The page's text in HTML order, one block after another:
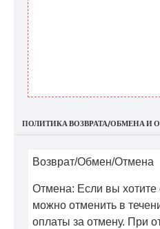
ПОЛИТИКА ВОЗВРАТА/ОБМЕНА И
Возврат/Обмен/Отмена
Отмена: Если вы хотите
можно отменить в
оплаты за отмену. При